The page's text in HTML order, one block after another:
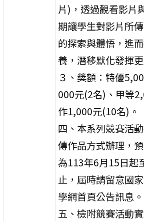
片)，透過觀看影片
期讓學生對影片所
的探索與體悟，進
養，潛移默化發揮
３、獎額：特優
000元(2名)、甲等
作1,000元(10名)。
四、本系列競賽活
傳作品方式辦理，
為113年6月15日起
止，屆時請留意國
學網首頁公告訊息。
五、檢附競賽活動